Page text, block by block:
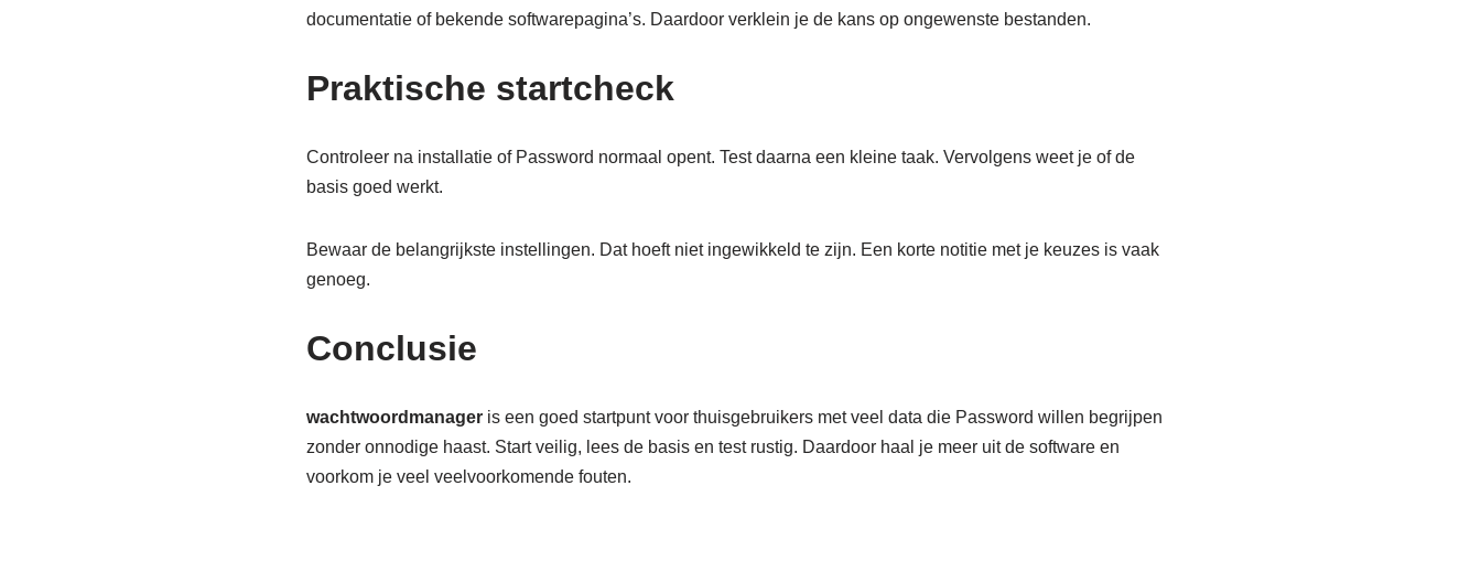
documentatie of bekende softwarepagina’s. Daardoor verklein je de kans op ongewenste bestanden.
Praktische startcheck
Controleer na installatie of Password normaal opent. Test daarna een kleine taak. Vervolgens weet je of de
basis goed werkt.
Bewaar de belangrijkste instellingen. Dat hoeft niet ingewikkeld te zijn. Een korte notitie met je keuzes is vaak
genoeg.
Conclusie
wachtwoordmanageris een goed startpunt voor thuisgebruikers met veel data die Password willen begrijpen
zonder onnodige haast. Start veilig, lees de basis en test rustig. Daardoor haal je meer uit de software en
voorkom je veel veelvoorkomende fouten.